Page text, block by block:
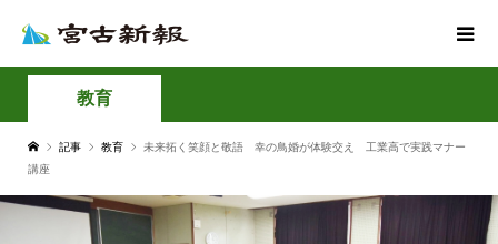
教育
記事 教育
未来拓く笑顔と敬語 幸の鳥婚が体験交え 工業高で実践マナー
講座